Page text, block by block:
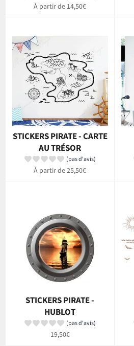
À partir de 14,50€
STICKERS PIRATE - CARTE
AU TRÉSOR
(pas d'avis)
À partir de 25,50€
STICKERS PIRATE -
HUBLOT
(pas d'avis)
Prix
19,50€